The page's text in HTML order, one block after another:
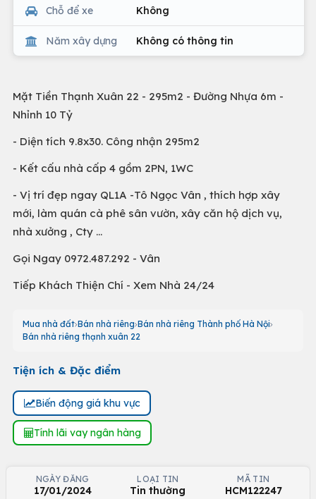
Chỗ để xe Không
Năm xây dựng Không có thông tin
Mặt Tiền Thạnh Xuân 22 - 295m2 - Đường Nhựa 6m -
Nhỉnh 10 Tỷ
- Diện tích 9.8x30. Công nhận 295m2
- Kết cấu nhà cấp 4 gồm 2PN, 1WC
- Vị trí đẹp ngay QL1A -Tô Ngọc Vân , thích hợp xây
mới, làm quán cà phê sân vườn, xây căn hộ dịch vụ,
nhà xưởng , Cty …
Gọi Ngay 0972.487.292 - Vân
Tiếp Khách Thiện Chí - Xem Nhà 24/24
Mua nhà đất Bán nhà riêng Bán nhà riêng Thành phố Hà Nội
Bán nhà riêng thạnh xuân 22
Tiện ích & Đặc điểm
Biến động giá khu vực
Tính lãi vay ngân hàng
NGÀY ĐĂNG
17/01/2024
LOẠI TIN
Tin thường
MÃ TIN
HCM122247